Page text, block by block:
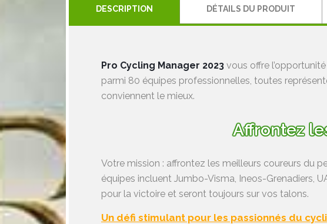
DESCRIPTION DÉTAILS DU PRODUIT
Pro Cycling Manager 2023 vous offre
parmi 80 équipes professionnelles, toutes
conviennent le mieux.
Affrontez
Votre mission : affrontez les meilleurs coureurs du
équipes incluent Jumbo-Visma, Ineos-Grenadiers,
pour la victoire et seront toujours sur vos talons.
Un défi stimulant pour les passionnés du